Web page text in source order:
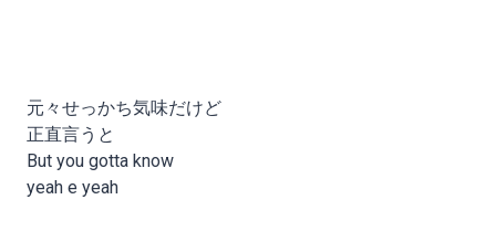
元々せっかち気味だけど
正直言うと
But you gotta know
yeah e yeah